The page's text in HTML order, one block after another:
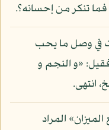
تنكر من إحسانه؟.
في وصل ما يحب
«و النجم و
انتهى.
المراد